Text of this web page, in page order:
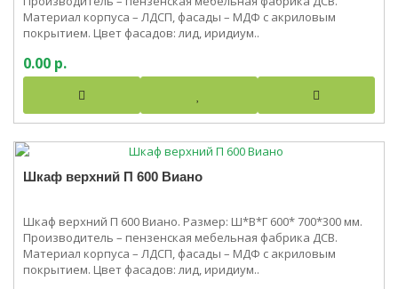
Материал корпуса – ЛДСП, фасады – МДФ с акриловым
покрытием. Цвет фасадов: лид, иридиум..
0.00 р.
Шкаф верхний П 600 Виано
Шкаф верхний П 600 Виано. Размер: Ш*В*Г 600* 700*300 мм.
Производитель – пензенская мебельная фабрика ДСВ.
Материал корпуса – ЛДСП, фасады – МДФ с акриловым
покрытием. Цвет фасадов: лид, иридиум..